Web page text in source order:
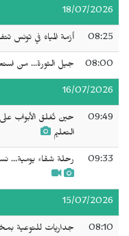
18/07/2026
08:25 أزمة المياه في تونس
08:00 جيل الثورة... من
16/07/2026
09:49
حين تُغلق الأبواب
التعليم
09:33 رحلة شقاء يومية...
15/07/2026
08:10 جداريات للتوعية